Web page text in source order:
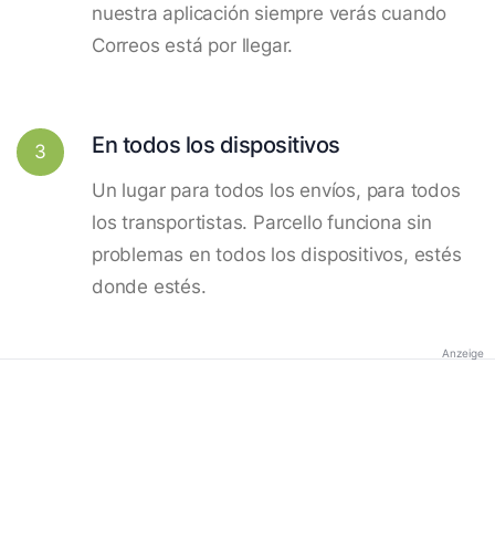
nuestra aplicación siempre verás cuando
Correos está por llegar.
3 En todos los dispositivos
Un lugar para todos los envíos, para todos
los transportistas. Parcello funciona sin
problemas en todos los dispositivos, estés
donde estés.
Anzeige